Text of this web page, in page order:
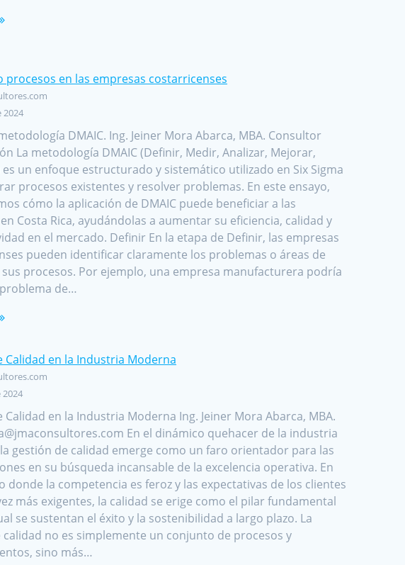
procesos en las empresas costarricenses
2024
DMAIC. Ing. Jeiner Mora Abarca, MBA. Consultor
La metodología DMAIC (Definir, Medir, Analizar, Mejorar,
un enfoque estructurado y sistemático utilizado en Six Sigma
procesos existentes y resolver problemas. En este ensayo,
cómo la aplicación de DMAIC puede beneficiar a las
Costa Rica, ayudándolas a aumentar su eficiencia, calidad y
en el mercado. Definir En la etapa de Definir, las empresas
pueden identificar claramente los problemas o áreas de
procesos. Por ejemplo, una empresa manufacturera podría
de…
Calidad en la Industria Moderna
2024
Calidad en la Industria Moderna Ing. Jeiner Mora Abarca, MBA.
En el dinámico quehacer de la industria
gestión de calidad emerge como un faro orientador para las
en su búsqueda incansable de la excelencia operativa. En
donde la competencia es feroz y las expectativas de los clientes
más exigentes, la calidad se erige como el pilar fundamental
se sustentan el éxito y la sostenibilidad a largo plazo. La
calidad no es simplemente un conjunto de procesos y
sino más…